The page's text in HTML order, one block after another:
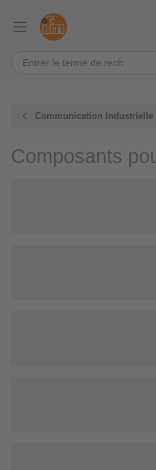
Communication industrielle
Composants